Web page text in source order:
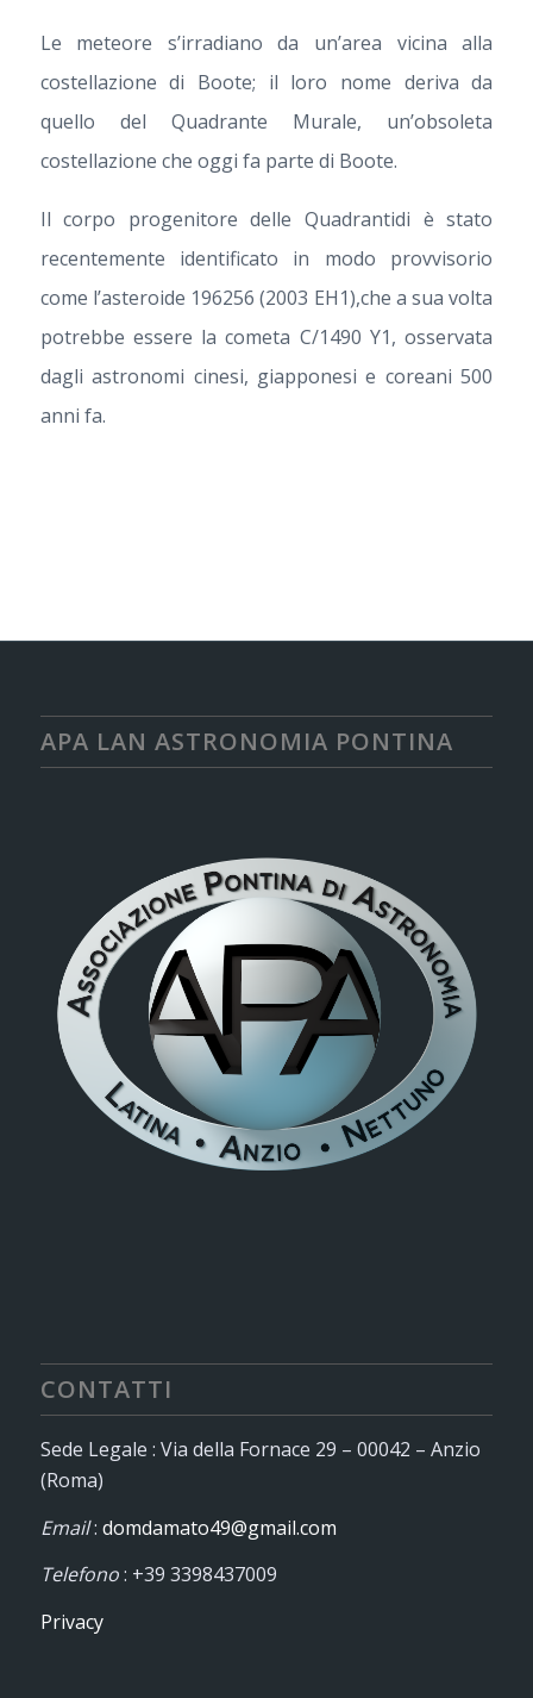
Le meteore s’irradiano da un’area vicina alla
costellazione di Boote; il loro nome deriva da
quello del Quadrante Murale, un’obsoleta
costellazione che oggi fa parte di Boote.
Il corpo progenitore delle Quadrantidi è stato
recentemente identificato in modo provvisorio
come l’asteroide 196256 (2003 EH1),che a sua volta
potrebbe essere la cometa C/1490 Y1, osservata
dagli astronomi cinesi, giapponesi e coreani 500
anni fa.
APA LAN ASTRONOMIA PONTINA
CONTATTI
Sede Legale : Via della Fornace 29 – 00042 – Anzio
(Roma)
Email: domdamato49@gmail.com
Telefono: +39 3398437009
Privacy